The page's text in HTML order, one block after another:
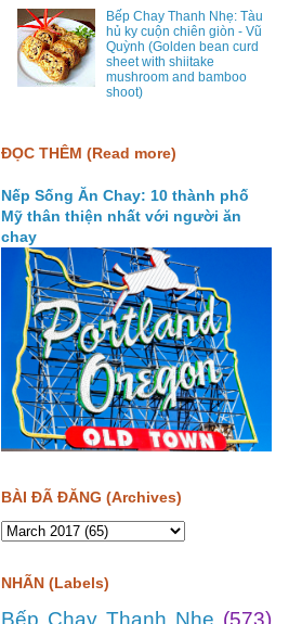
Bếp Chay Thanh Nhẹ: Tàu
hủ ky cuộn chiên giòn - Vũ
Quỳnh (Golden bean curd
sheet with shiitake
mushroom and bamboo
shoot)
ĐỌC THÊM (Read more)
Nếp Sống Ăn Chay: 10 thành phố
Mỹ thân thiện nhất với người ăn
chay
BÀI ĐÃ ĐĂNG (Archives)
NHÃN (Labels)
Bếp Chay Thanh Nhẹ (573)